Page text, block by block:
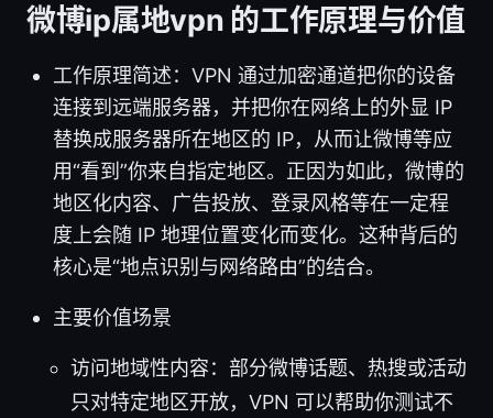
微博ip属地vpn 的工作原理与价值
工作原理简述：VPN 通过加密通道把你的设备
连接到远端服务器，并把你在网络上的外显 IP
替换成服务器所在地区的 IP，从而让微博等应
用“看到”你来自指定地区。正因为如此，微博的
地区化内容、广告投放、登录风格等在一定程
度上会随 IP 地理位置变化而变化。这种背后的
核心是“地点识别与网络路由”的结合。
主要价值场景
访问地域性内容：部分微博话题、热搜或活动
只对特定地区开放，VPN 可以帮助你测试不